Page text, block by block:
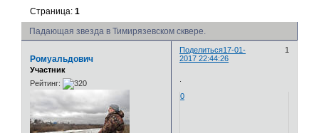
Падающая звезда в Тимирязевском сквере.
Страница:1
Поделиться 1
17-01-
2017 22:44:26
Ромуальдович
Участник
Рейтинг:
0